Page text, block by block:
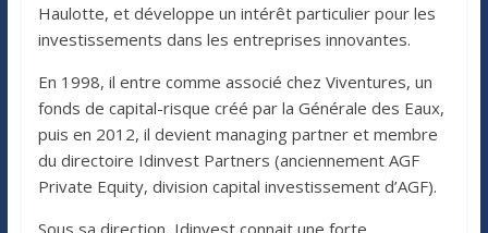
Haulotte, et développe un intérêt particulier pour les
investissements dans les entreprises innovantes.
En 1998, il entre comme associé chez Viventures, un
fonds de capital-risque créé par la Générale des Eaux,
puis en 2012, il devient managing partner et membre
du directoire Idinvest Partners (anciennement AGF
Private Equity, division capital investissement d’AGF).
Sous sa direction, Idinvest connait une forte